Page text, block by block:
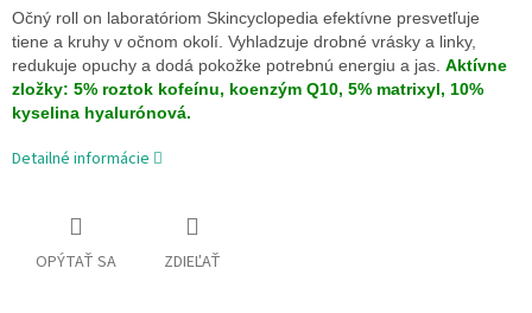
Očný roll on laboratóriom Skincyclopedia efektívne presvetľuje
tiene a kruhy v očnom okolí. Vyhladzuje drobné vrásky a linky,
redukuje opuchy a dodá pokožke potrebnú energiu a jas. Aktívne
zložky: 5% roztok kofeínu, koenzým Q10, 5% matrixyl, 10%
kyselina hyalurónová.
Detailné informácie
OPÝTAŤ SA ZDIEĽAŤ